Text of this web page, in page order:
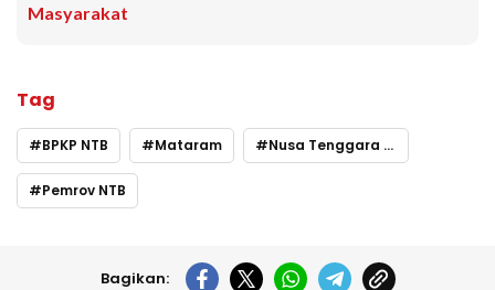
Masyarakat
Tag
BPKP NTB Mataram Nusa Tenggara Barat
Pemrov NTB
Bagikan: